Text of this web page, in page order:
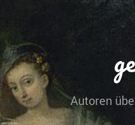
Autoren